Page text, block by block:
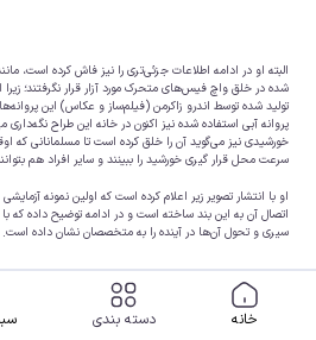
البته او در ادامه اطلاعات جزئی‌تری را نیز فاش کرده است،
شده در خلق واچ فیس‌های متحرک مورد آزار قرار نگرفتند؛
تولید شده توسط اندرو زاکرمن (فیلم‌ساز و عکاس) این پروانه‌ها
پروانه آبی استفاده شده نیز اکنون در خانه این طراح
خورشیدی نیز می‌گوید آن را خلق کرده است تا مسلمانانی که
سرعت محل قرار گیری خورشید را ببینند و سایر افراد هم
او با انتشار تصویر زیر اعلام کرده است که اولین نمونه
سیری و تحول آن‌ها در آینده را به متخصصان نشان داده است.
همان‌طور که در ابتدای مطلب ذکر شد، اپل واچ خیلی زود به
شد. اما ظاهرا این محبوبیت به همین‌جا ختم نمی‌شود؛ اپل
دسته بندی خانه